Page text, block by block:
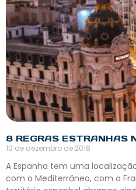
8 REGRAS ESTRANHAS
10 de dezembro de 2018
A Espanha tem uma
com o Mediterrâneo, com a